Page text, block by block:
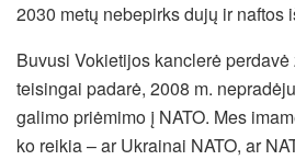
2030 metų nebepirks dujų ir naftos
Buvusi Vokietijos kanclerė perdavė
teisingai padarė, 2008 m.
galimo priėmimo į NATO. Mes
ko reikia – ar Ukrainai NATO, ar